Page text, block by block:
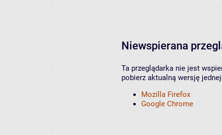
Niewspierana
Ta przeglądarka nie jest
pobierz aktualną wersję
Mozilla Firefox
Google Chrome